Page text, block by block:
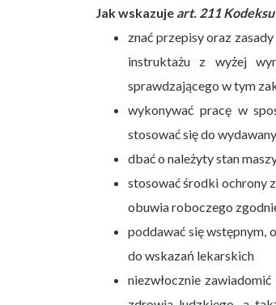
Jak wskazuje art. 211
znać przepisy oraz
instruktażu z wyżej
sprawdzającego w tym
wykonywać pracę w
stosować się do
dbać o należyty stan
stosować środki ochrony
obuwia roboczego
poddawać się wstępnym,
do wskazań lekarskich
niezwłocznie